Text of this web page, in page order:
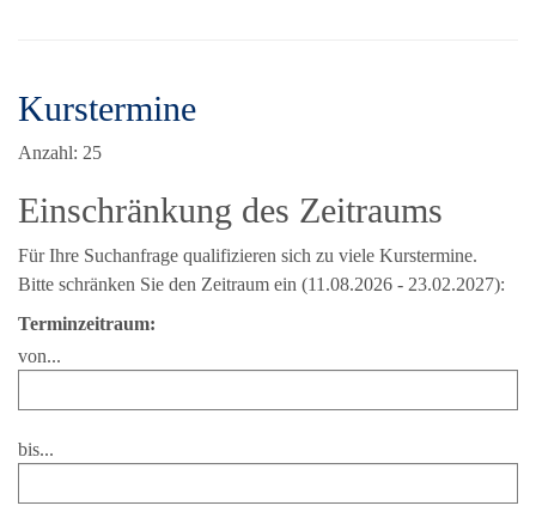
Kurstermine
Anzahl: 25
Einschränkung des Zeitraums
Für Ihre Suchanfrage qualifizieren sich zu viele Kurstermine.
Bitte schränken Sie den Zeitraum ein (11.08.2026 - 23.02.2027):
Terminzeitraum:
von...
bis...